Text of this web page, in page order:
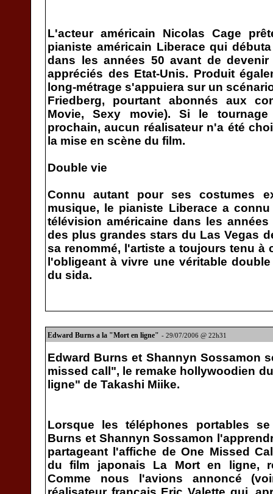
L'acteur américain Nicolas Cage
pianiste américain Liberace qui
dans les années 50 avant de
appréciés des Etat-Unis. Produit
long-métrage s'appuiera sur un
Friedberg, pourtant abonnés aux
Movie, Sexy movie). Si le
prochain, aucun réalisateur n'a été
la mise en scène du film.
Double vie
Connu autant pour ses costumes
musique, le pianiste Liberace a
télévision américaine dans les
des plus grandes stars du Las Vegas
sa renommé, l'artiste a toujours tenu à
l'obligeant à vivre une véritable
du sida.
Edward Burns a la "Mort en ligne" - 29/07/2006 @ 22h31
Edward Burns et Shannyn Sossamon
missed call", le remake hollywoodien
ligne" de Takashi Miike.
Lorsque les téléphones portables
Burns et Shannyn Sossamon
partageant l'affiche de One Missed
du film japonais La Mort en ligne,
Comme nous l'avions annoncé